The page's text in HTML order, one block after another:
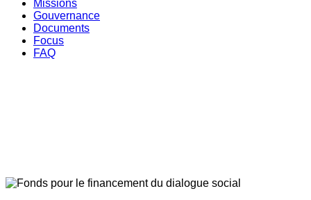
Missions
Gouvernance
Documents
Focus
FAQ